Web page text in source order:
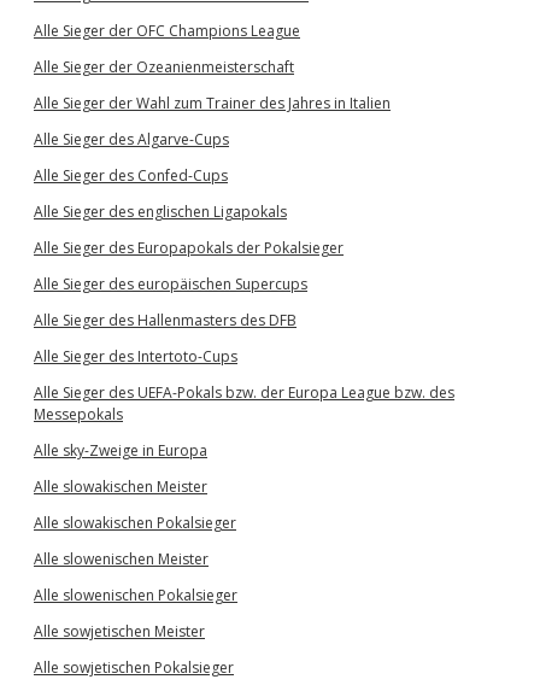
Alle Sieger der OFC Champions League
Alle Sieger der Ozeanienmeisterschaft
Alle Sieger der Wahl zum Trainer des Jahres in Italien
Alle Sieger des Algarve-Cups
Alle Sieger des Confed-Cups
Alle Sieger des englischen Ligapokals
Alle Sieger des Europapokals der Pokalsieger
Alle Sieger des europäischen Supercups
Alle Sieger des Hallenmasters des DFB
Alle Sieger des Intertoto-Cups
Alle Sieger des UEFA-Pokals bzw. der Europa League bzw. des
Messepokals
Alle sky-Zweige in Europa
Alle slowakischen Meister
Alle slowakischen Pokalsieger
Alle slowenischen Meister
Alle slowenischen Pokalsieger
Alle sowjetischen Meister
Alle sowjetischen Pokalsieger